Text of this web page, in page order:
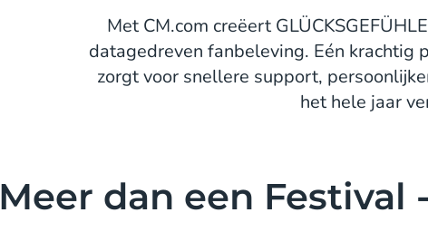
Met CM.com creëert
datagedreven fanbeleving. Eén krachtig
zorgt voor snellere support,
het hele jaar
Meer dan een